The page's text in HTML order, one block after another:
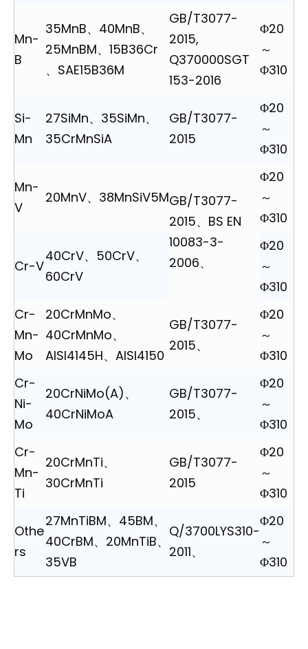
Mn-
B
35MnB、40MnB、
25MnBM、15B36Cr
、SAE15B36M
GB/T3077-
2015,
Q370000SGT
153-2016
Φ20
～
Φ310
Si-
Mn
27SiMn、35SiMn、
35CrMnSiA
GB/T3077-
2015
Φ20
～
Φ310
Mn-
V
20MnV、38MnSiV5MGB/T3077-
2015、BS EN
10083-3-
2006、
Φ20
～
Φ310
Cr-V
40CrV、50CrV、
60CrV
Φ20
～
Φ310
Cr-
Mn-
Mo
20CrMnMo、
40CrMnMo、
AISI4145H、AISI4150
GB/T3077-
2015、
Φ20
～
Φ310
Cr-
Ni-
Mo
20CrNiMo(A)、
40CrNiMoA
GB/T3077-
2015、
Φ20
～
Φ310
Cr-
Mn-
Ti
20CrMnTi、
30CrMnTi
GB/T3077-
2015
Φ20
～
Φ310
Othe
rs
27MnTiBM、45BM、
40CrBM、20MnTiB、
35VB
Q/3700LYS310-
2011、
Φ20
～
Φ310